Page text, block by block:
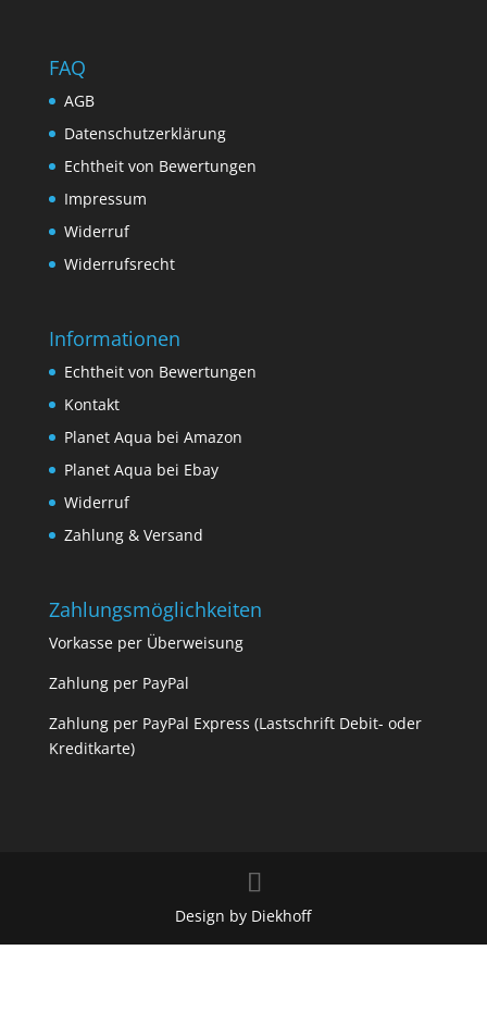
FAQ
AGB
Datenschutzerklärung
Echtheit von Bewertungen
Impressum
Widerruf
Widerrufsrecht
Informationen
Echtheit von Bewertungen
Kontakt
Planet Aqua bei Amazon
Planet Aqua bei Ebay
Widerruf
Zahlung & Versand
Zahlungsmöglichkeiten
Vorkasse per Überweisung
Zahlung per PayPal
Zahlung per PayPal Express (Lastschrift Debit- oder
Kreditkarte)
Design by Diekhoff